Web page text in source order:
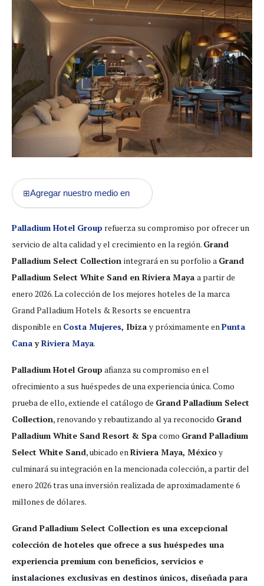
⊞Agregar nuestro medio en
Palladium Hotel Group refuerza su compromiso por ofrecer un
servicio de alta calidad y el crecimiento en la región. Grand
Palladium Select Collection integrará en su porfolio a Grand
Palladium Select White Sand en Riviera Maya a partir de
enero 2026. La colección de los mejores hoteles de la marca
Grand Palladium Hotels & Resorts se encuentra
disponible en Costa Mujeres, Ibiza y próximamente enPunta
CanayRiviera Maya.
Palladium Hotel Group afianza su compromiso en el
ofrecimiento a sus huéspedes de una experiencia única. Como
prueba de ello, extiende el catálogo de Grand Palladium Select
Collection, renovando y rebautizando al ya reconocido Grand
Palladium White Sand Resort & Spa como Grand Palladium
Select White Sand, ubicado enRiviera Maya, Méxicoy
culminará su integración en la mencionada colección, a partir del
enero 2026 tras una inversión realizada de aproximadamente 6
millones de dólares.
Grand Palladium Select Collection es una excepcional
colección de hoteles que ofrece a sus huéspedes una
experiencia premium con beneficios, servicios e
instalaciones exclusivas en destinos únicos, diseñada para